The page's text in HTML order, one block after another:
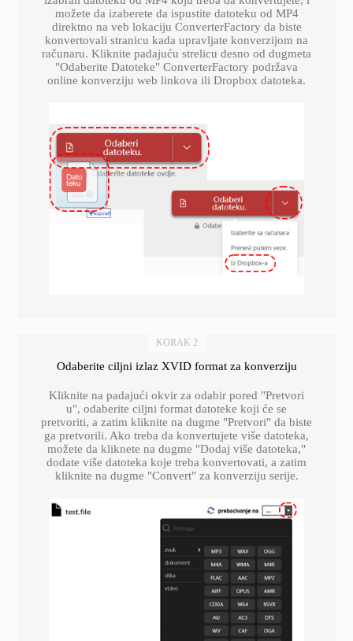
možete da izaberete da ispustite datoteku od MP4
direktno na veb lokaciju ConverterFactory da biste
konvertovali stranicu kada upravljate konverzijom na
računaru. Kliknite padajuću strelicu desno od dugmeta
"Odaberite Datoteke" ConverterFactory podržava
online konverziju web linkova ili Dropbox datoteka.
KORAK 2
Odaberite ciljni izlaz XVID format za konverziju
Kliknite na padajući okvir za odabir pored "Pretvori
u", odaberite ciljni format datoteke koji će se
pretvoriti, a zatim kliknite na dugme "Pretvori" da biste
ga pretvorili. Ako treba da konvertujete više datoteka,
možete da kliknete na dugme "Dodaj više datoteka,"
dodate više datoteka koje treba konvertovati, a zatim
kliknite na dugme "Convert" za konverziju serije.